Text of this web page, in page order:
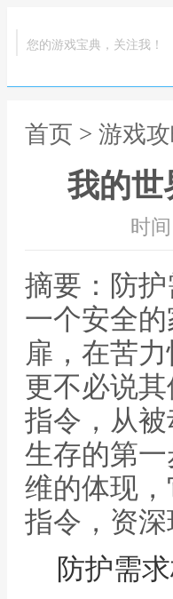
您的游戏宝典，关注我！
首页 > 游戏
我的世
时
摘要：防
一个安全
扉，在苦
更不必说
指令，从
生存的第
维的体现
指令，资
防护需